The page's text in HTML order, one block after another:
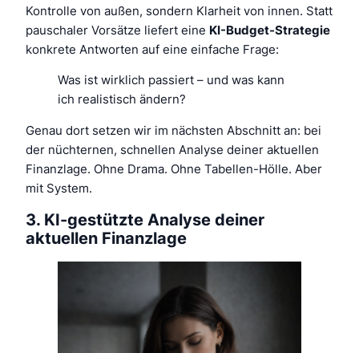
Kontrolle von außen, sondern Klarheit von innen. Statt
pauschaler Vorsätze liefert eine KI-Budget-Strategie
konkrete Antworten auf eine einfache Frage:
Was ist wirklich passiert – und was kann
ich realistisch ändern?
Genau dort setzen wir im nächsten Abschnitt an: bei
der nüchternen, schnellen Analyse deiner aktuellen
Finanzlage. Ohne Drama. Ohne Tabellen-Hölle. Aber
mit System.
3. KI-gestützte Analyse deiner
aktuellen Finanzlage